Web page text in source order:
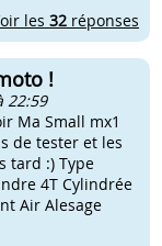
les 32 réponses
!
22:59
Ma Small mx1
de tester et les
tard :) Type
4T Cylindrée
Air Alesage